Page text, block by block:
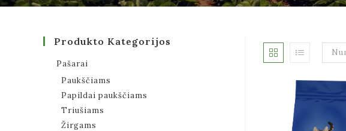
Produkto Kategorijos
Pašarai
Paukščiams
Papildai paukščiams
Triušiams
Žirgams